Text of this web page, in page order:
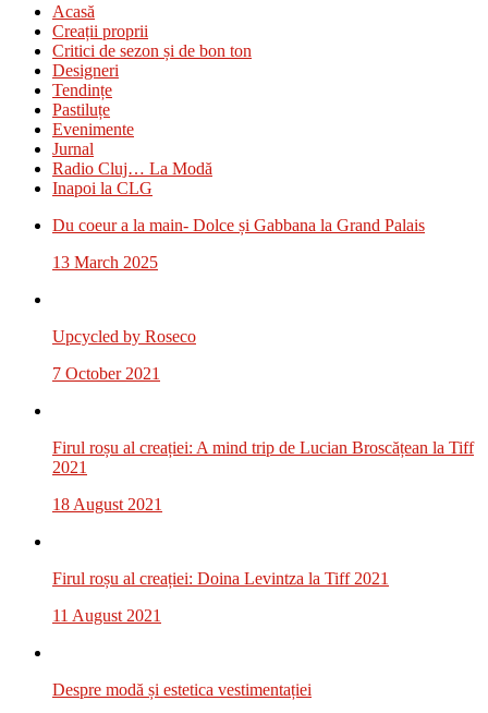
Acasă
Creații proprii
Critici de sezon și de bon ton
Designeri
Tendințe
Pastiluțe
Evenimente
Jurnal
Radio Cluj… La Modă
Inapoi la CLG
Du coeur a la main- Dolce și Gabbana la Grand Palais
13 March 2025
Upcycled by Roseco
7 October 2021
Firul roșu al creației: A mind trip de Lucian Broscățean la Tiff
2021
18 August 2021
Firul roșu al creației: Doina Levintza la Tiff 2021
11 August 2021
Despre modă și estetica vestimentației